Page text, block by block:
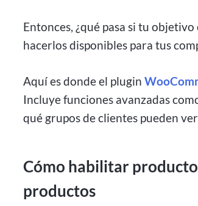
Entonces, ¿qué pasa si tu objetivo
hacerlos disponibles para tus
Aquí es donde el plugin
Incluye funciones avanzadas
qué grupos de clientes pueden
Cómo habilitar
productos